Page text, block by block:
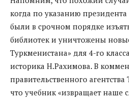
когда по указанию
были в срочном порядке
библиотек и уничтожены
Туркменистана» для 4-го
историка Н.Рахимова. В
правительственного
что учебник «извращает наше